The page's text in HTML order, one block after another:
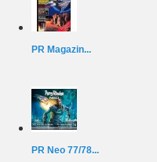
PR Magazin...
PR Neo 77/78...